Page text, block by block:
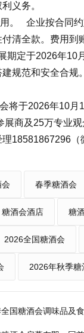
义务。
。 企业按合同约
清全款。费用到
定于2026年10
规范和安全合
将于2026年10
展商及25万专业
18581867296（
会 春季糖酒会
糖酒会酒店 糖
2026全国糖酒会
2026年秋季糖
国糖酒会调味品及